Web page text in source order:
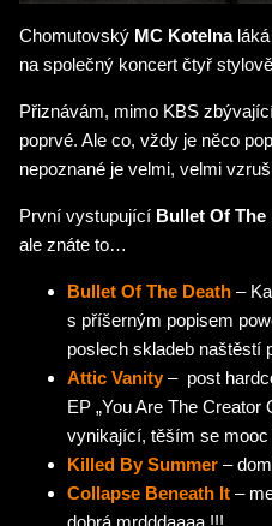
Chomutovský MC Kotelnaláká
na společný koncert čtyř
Přiznávám, mimo KBS
poprvé. Ale co, vždy je něco
nepoznané je velmi, velmi
První vystupující Bullet Of The
ale znáte to…
Bullet Of The Death –
s příšerným popisem
poslech skladeb naštěstí
Attic Vanity – post
EP „You Are The Creator
vynikající, těším se mooc
Killed By Summer –
Collapse Beneath It –